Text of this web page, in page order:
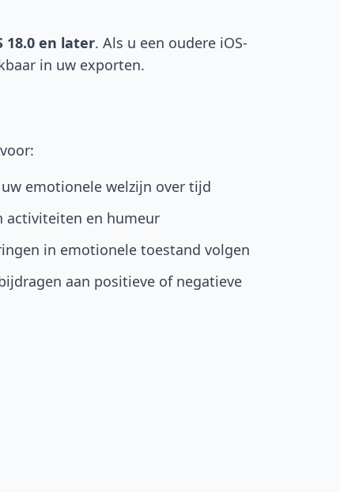
18.0 en later. Als u een oudere iOS-
in uw exporten.
emotionele welzijn over tijd
activiteiten en humeur
in emotionele toestand volgen
aan positieve of negatieve